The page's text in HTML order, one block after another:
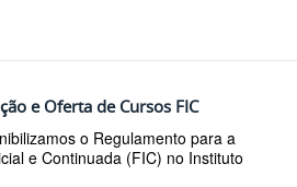
e Oferta de Cursos FIC
o Regulamento para a
e Continuada (FIC) no Instituto